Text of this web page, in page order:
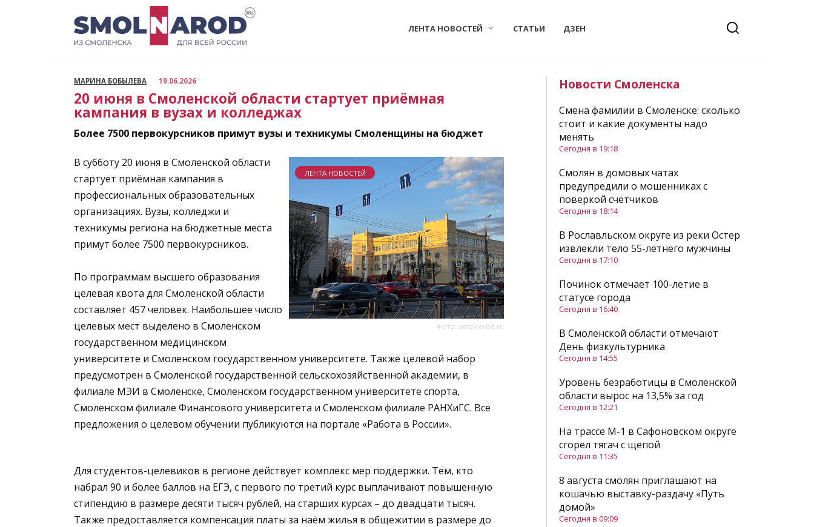
ЛЕНТА НОВОСТЕЙ СТАТЬИ ДЗЕН
МАРИНА БОБЫЛЕВА 19.06.2026
20 июня в Смоленской области стартует приёмная
кампания в вузах и колледжах
Более 7500 первокурсников примут вузы и техникумы Смоленщины на бюджет
Фото: smolnarod.ru
ЛЕНТА НОВОСТЕЙ
В субботу 20 июня в Смоленской области
стартует приёмная кампания в
профессиональных образовательных
организациях. Вузы, колледжи и
техникумы региона на бюджетные места
примут более 7500 первокурсников.
По программам высшего образования
целевая квота для Смоленской области
составляет 457 человек. Наибольшее число
целевых мест выделено в Смоленском
государственном медицинском
университете и Смоленском государственном университете. Также целевой набор
предусмотрен в Смоленской государственной сельскохозяйственной академии, в
филиале МЭИ в Смоленске, Смоленском государственном университете спорта,
Смоленском филиале Финансового университета и Смоленском филиале РАНХиГС. Все
предложения о целевом обучении публикуются на портале «Работа в России».
Для студентов-целевиков в регионе действует комплекс мер поддержки. Тем, кто
набрал 90 и более баллов на ЕГЭ, с первого по третий курс выплачивают повышенную
стипендию в размере десяти тысяч рублей, на старших курсах – до двадцати тысяч.
Также предоставляется компенсация платы за наём жилья в общежитии в размере до
Новости Смоленска
Смена фамилии в Смоленске: сколько
стоит и какие документы надо
менять
Сегодня в 19:18
Смолян в домовых чатах
предупредили о мошенниках с
поверкой счётчиков
Сегодня в 18:14
В Рославльском округе из реки Остер
извлекли тело 55-летнего мужчины
Сегодня в 17:10
Починок отмечает 100-летие в
статусе города
Сегодня в 16:40
В Смоленской области отмечают
День физкультурника
Сегодня в 14:55
Уровень безработицы в Смоленской
области вырос на 13,5% за год
Сегодня в 12:21
На трассе М-1 в Сафоновском округе
сгорел тягач с щепой
Сегодня в 11:35
8 августа смолян приглашают на
кошачью выставку-раздачу «Путь
домой»
Сегодня в 09:09